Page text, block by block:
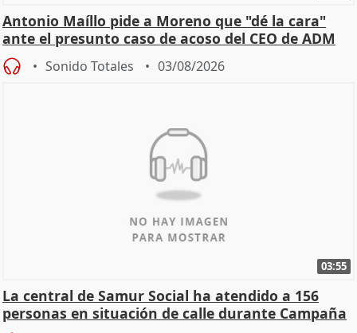
Antonio Maíllo pide a Moreno que "dé la cara"
ante el presunto caso de acoso del CEO de ADM
Sonido Totales 03/08/2026
03:55
La central de Samur Social ha atendido a 156
personas en situación de calle durante Campaña